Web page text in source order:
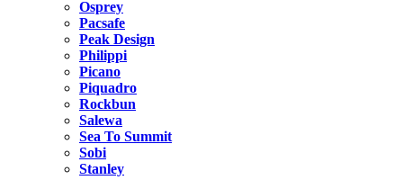
Osprey
Pacsafe
Peak Design
Philippi
Picano
Piquadro
Rockbun
Salewa
Sea To Summit
Sobi
Stanley